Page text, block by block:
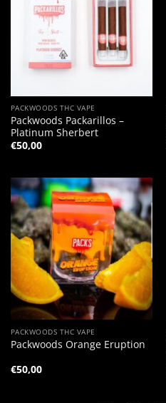
PACKWOODS THC VAPE
Packwoods Packarillos –
Platinum Sherbert
€50,00
PACKWOODS THC VAPE
Packwoods Orange Eruption
€50,00